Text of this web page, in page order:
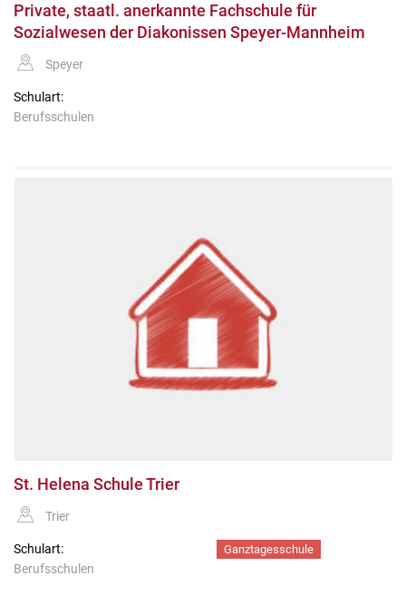
Private, staatl. anerkannte Fachschule für
Sozialwesen der Diakonissen Speyer-Mannheim
Speyer
Schulart:
Berufsschulen
St. Helena Schule Trier
Trier
Schulart:
Berufsschulen
Ganztagesschule